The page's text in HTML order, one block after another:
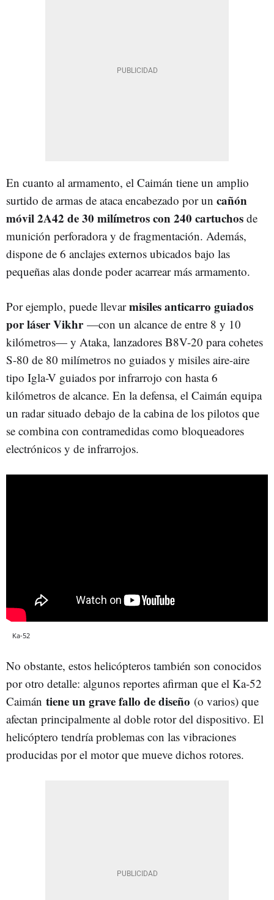
En cuanto al armamento, el Caimán tiene un amplio
surtido de armas de ataca encabezado por un cañón
móvil 2A42 de 30 milímetros con 240 cartuchos de
munición perforadora y de fragmentación. Además,
dispone de 6 anclajes externos ubicados bajo las
pequeñas alas donde poder acarrear más armamento.
Por ejemplo, puede llevarmisiles anticarro guiados
por láser Vikhr—con un alcance de entre 8 y 10
kilómetros— y Ataka, lanzadores B8V-20 para cohetes
S-80 de 80 milímetros no guiados y misiles aire-aire
tipo Igla-V guiados por infrarrojo con hasta 6
kilómetros de alcance. En la defensa, el Caimán equipa
un radar situado debajo de la cabina de los pilotos que
se combina con contramedidas como bloqueadores
electrónicos y de infrarrojos.
Ka-52
No obstante, estos helicópteros también son conocidos
por otro detalle: algunos reportes afirman que el Ka-52
Caimán tiene un grave fallo de diseño (o varios) que
afectan principalmente al doble rotor del dispositivo. El
helicóptero tendría problemas con las vibraciones
producidas por el motor que mueve dichos rotores.